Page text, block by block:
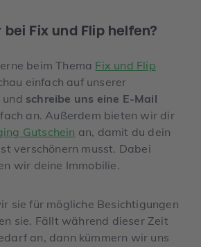
Fix und Flip helfen?
beim Thema Fix und Flip
einfach auf unserer
schreibe uns eine E-Mail
an. Außerdem bieten wir dir
Gutschein an, damit du dein
verschönern musst. Dabei
wir deine Immobilie.
sie für mögliche Besichtigungen
sie. Fällt während dieser Zeit
an, dann kümmern wir uns